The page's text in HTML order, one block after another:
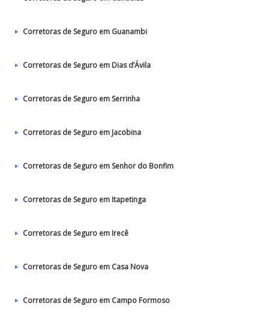
Corretoras de Seguro em Guanambi
Corretoras de Seguro em Dias d’Ávila
Corretoras de Seguro em Serrinha
Corretoras de Seguro em Jacobina
Corretoras de Seguro em Senhor do Bonfim
Corretoras de Seguro em Itapetinga
Corretoras de Seguro em Irecê
Corretoras de Seguro em Casa Nova
Corretoras de Seguro em Campo Formoso